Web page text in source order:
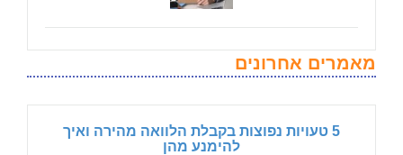
מאמרים אחרונים
5 טעויות נפוצות בקבלת הלוואה מהירה ואיך
להימנע מהן